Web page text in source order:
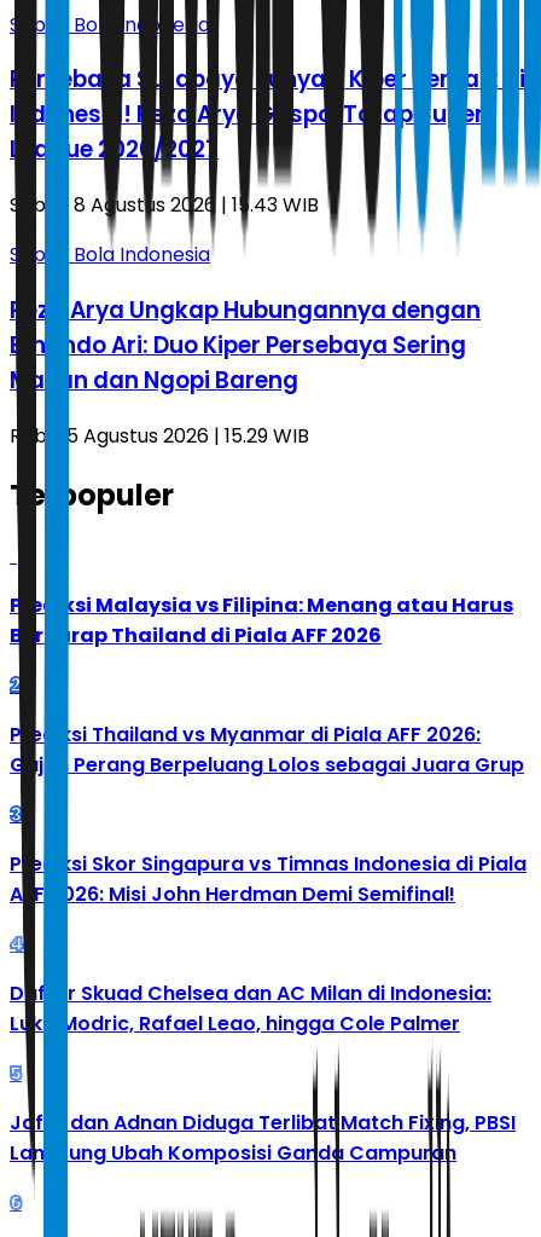
Sepak Bola Indonesia
Persebaya Surabaya Punya 2 Kiper Terbaik di
Indonesia! Reza Arya Gaspol Tatap Super
League 2026/2027
Sabtu, 8 Agustus 2026 | 15.43 WIB
Sepak Bola Indonesia
Reza Arya Ungkap Hubungannya dengan
Ernando Ari: Duo Kiper Persebaya Sering
Makan dan Ngopi Bareng
Rabu, 5 Agustus 2026 | 15.29 WIB
Terpopuler
Prediksi Malaysia vs Filipina: Menang atau Harus
Berharap Thailand di Piala AFF 2026
2
Prediksi Thailand vs Myanmar di Piala AFF 2026:
Gajah Perang Berpeluang Lolos sebagai Juara Grup
3
Prediksi Skor Singapura vs Timnas Indonesia di Piala
AFF 2026: Misi John Herdman Demi Semifinal!
4
Daftar Skuad Chelsea dan AC Milan di Indonesia:
Luka Modric, Rafael Leao, hingga Cole Palmer
5
Jafar dan Adnan Diduga Terlibat Match Fixing, PBSI
Langsung Ubah Komposisi Ganda Campuran
6